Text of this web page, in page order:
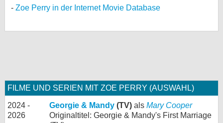
Zoe Perry in der Internet Movie Database
FILME UND SERIEN MIT ZOE PERRY (AUSWAHL)
2024 -
2026
Georgie & Mandy (TV) als Mary Cooper
Originaltitel: Georgie & Mandy's First Marriage